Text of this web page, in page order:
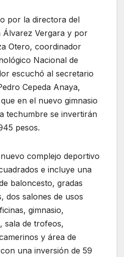
por la directora del
Álvarez Vergara y por
Otero, coordinador
Nacional de
escuchó al secretario
Cepeda Anaya,
en el nuevo gimnasio
techumbre se invertirán
pesos.
complejo deportivo
e incluye una
baloncesto, gradas
dos salones de usos
gimnasio,
sala de trofeos,
y área de
una inversión de 59